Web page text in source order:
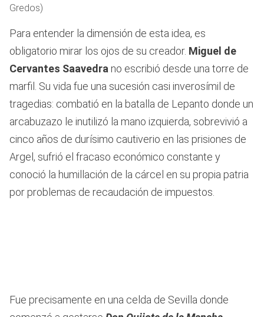
Gredos)
Para entender la dimensión de esta idea, es
obligatorio mirar los ojos de su creador. Miguel de
Cervantes Saavedra no escribió desde una torre de
marfil. Su vida fue una sucesión casi inverosímil de
tragedias: combatió en la batalla de Lepanto donde un
arcabuzazo le inutilizó la mano izquierda, sobrevivió a
cinco años de durísimo cautiverio en las prisiones de
Argel, sufrió el fracaso económico constante y
conoció la humillación de la cárcel en su propia patria
por problemas de recaudación de impuestos.
Fue precisamente en una celda de Sevilla donde